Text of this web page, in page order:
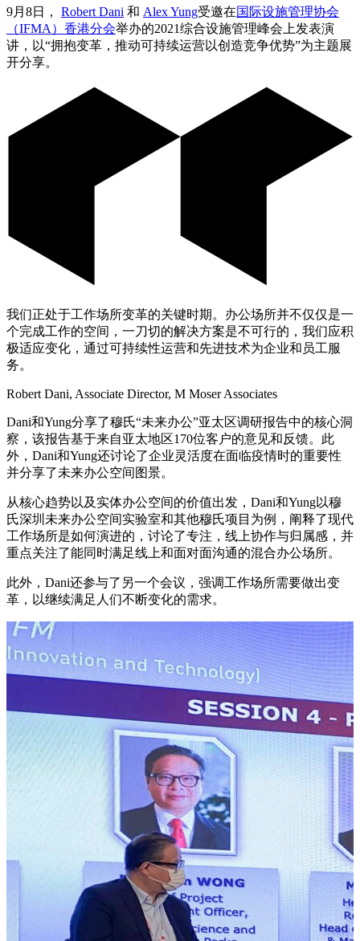
9月8日， Robert Dani 和 Alex Yung受邀在国际设施管理协会
（IFMA ）香港分会举办的2021综合设施管理峰会上发表演
讲，以“拥抱变革，推动可持续运营以创造竞争优势”为主题展
开分享。
我们正处于工作场所变革的关键时期。办公场所并不仅仅是一
个完成工作的空间，一刀切的解决方案是不可行的，我们应积
极适应变化，通过可持续性运营和先进技术为企业和员工服
务。
Robert Dani, Associate Director, M Moser Associates
Dani和Yung分享了穆氏“未来办公”亚太区调研报告中的核心洞
察，该报告基于来自亚太地区170位客户的意见和反馈。此
外，Dani和Yung还讨论了企业灵活度在面临疫情时的重要性
并分享了未来办公空间图景。
从核心趋势以及实体办公空间的价值出发，Dani和Yung以穆
氏深圳未来办公空间实验室和其他穆氏项目为例，阐释了现代
工作场所是如何演进的，讨论了专注，线上协作与归属感，并
重点关注了能同时满足线上和面对面沟通的混合办公场所。
此外，Dani还参与了另一个会议，强调工作场所需要做出变
革，以继续满足人们不断变化的需求。